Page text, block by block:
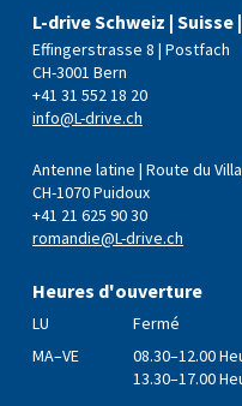
L-drive Schweiz | Suisse
Effingerstrasse 8 | Postfach
CH-3001 Bern
+41 31 552 18 20
info@L-drive.ch
Antenne latine | Route du
CH-1070 Puidoux
+41 21 625 90 30
romandie@L-drive.ch
Heures d'ouverture
LU
Fermé
MA–VE
08.30–12.00
13.30–17.00